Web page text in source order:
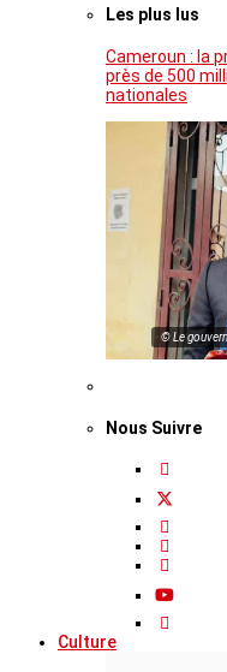
Les plus lus
Cameroun : la
près de 500
nationales
© Le
Nous Suivre
Culture